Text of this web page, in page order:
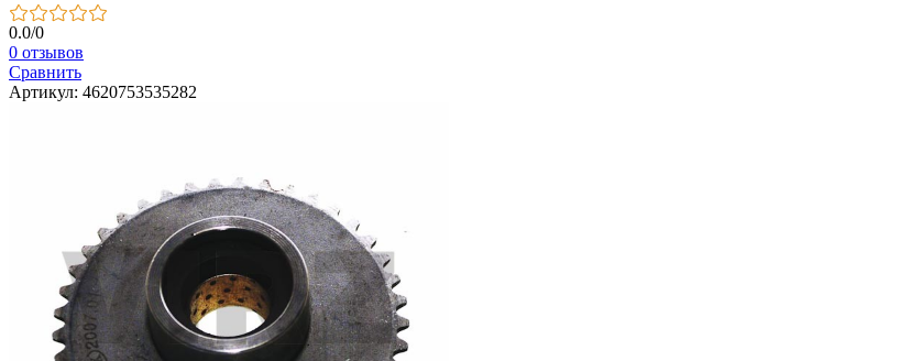
0.0/0
0 отзывов
Сравнить
Артикул: 4620753535282